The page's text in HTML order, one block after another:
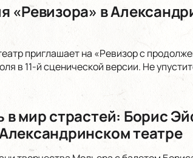
«Ревизора» в
приглашает на «Ревизор с
в 11-й сценической версии. Не
в мир страстей: Борис
театре